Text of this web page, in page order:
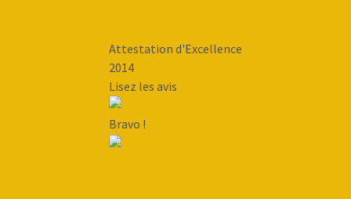
Attestation d'Excellence
2014
Lisez les avis
Bravo !